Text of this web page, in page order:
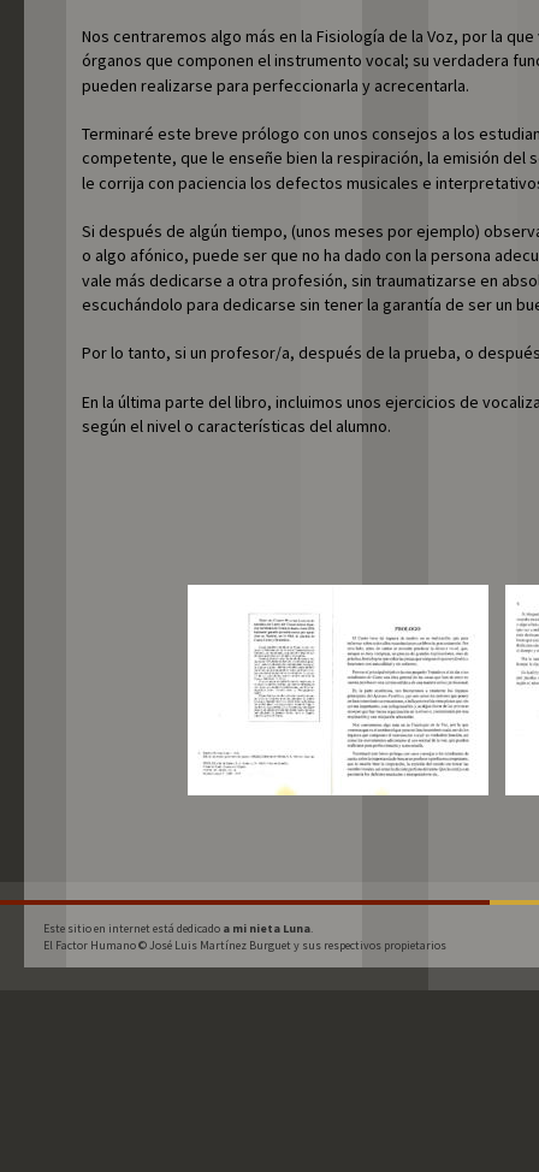
Este sitio en internet está dedicado a mi nieta Luna.
El Factor Humano © José Luis Martínez Burguet y sus respectivos propietarios
Nos centraremos algo más en la Fisiología de la Voz, por la
órganos que componen el instrumento vocal; su verdadera
pueden realizarse para perfeccionarla y acrecentarla.
Terminaré este breve prólogo con unos consejos a los
competente, que le enseñe bien la respiración, la emisión
le corrija con paciencia los defectos musicales e
Si después de algún tiempo, (unos meses por ejemplo)
o algo afónico, puede ser que no ha dado con la persona
vale más dedicarse a otra profesión, sin traumatizarse en
escuchándolo para dedicarse sin tener la garantía de ser un
Por lo tanto, si un profesor/a, después de la prueba, o
En la última parte del libro, incluimos unos ejercicios de
según el nivel o características del alumno.